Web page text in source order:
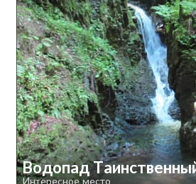
Водопад
Интересное место